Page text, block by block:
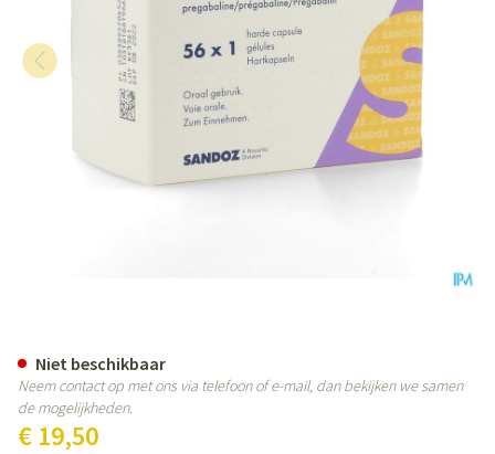
€ 19,50
Niet beschikbaar
Neem contact op met ons via telefoon of e-mail, dan bekijken we samen
de mogelijkheden.